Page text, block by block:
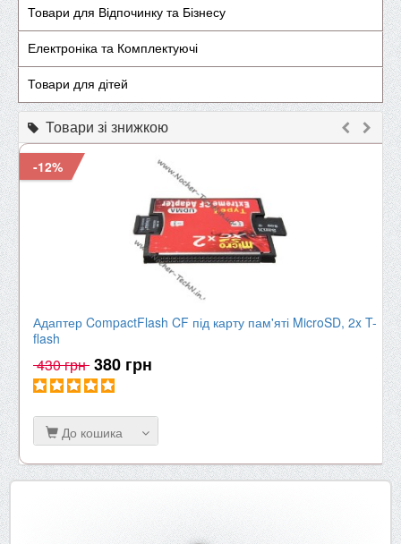
Товари для Відпочинку та Бізнесу
Електроніка та Комплектуючі
Товари для дітей
Товари зі знижкою
-12%
Адаптер CompactFlash CF під карту пам'яті MicroSD, 2x T-
flash
430 грн 380 грн
До кошика